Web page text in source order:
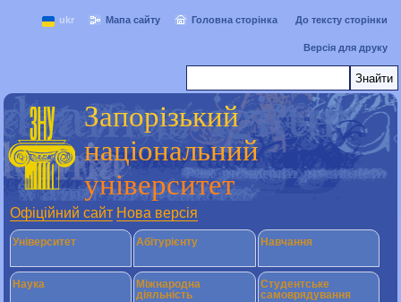
ukr Мапа сайту Головна сторінка До тексту сторінки
Версія для друку
Запорізький
національний
університет
Офіційний сайт Нова версія
Університет Абітурієнту Навчання
Наука
Міжнародна
діяльність
Студентське
самоврядування